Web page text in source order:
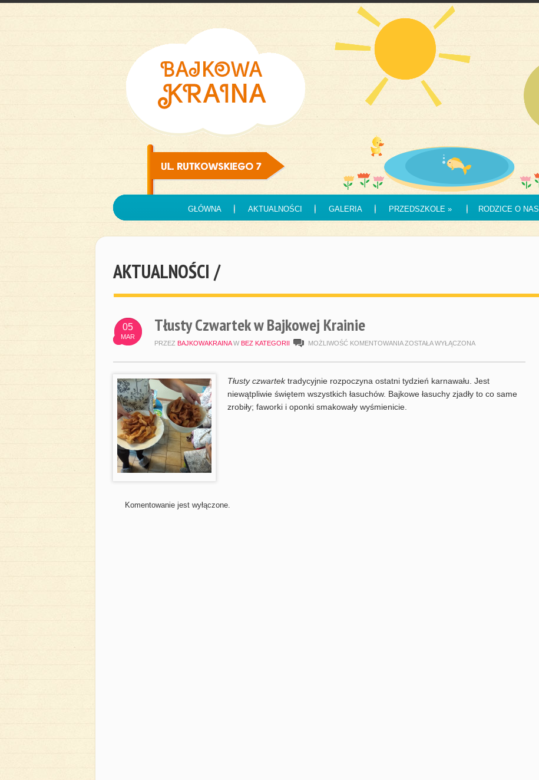
GŁÓWNA AKTUALNOŚCI GALERIA PRZEDSZKOLE» RODZICE O NAS
AKTUALNOŚCI /
05
MAR
Tłusty Czwartek w Bajkowej Krainie
PRZEZ BAJKOWAKRAINA W BEZ KATEGORII MOŻLIWOŚĆ KOMENTOWANIA TŁUSTY
BAJKOWEJ
KRAINIE
ZOSTAŁA WYŁĄCZONA
Tłusty czwartektradycyjnie rozpoczyna ostatni tydzień karnawału. Jest
niewątpliwie świętem wszystkich łasuchów. Bajkowe łasuchy zjadły to co same
zrobiły; faworki i oponki smakowały wyśmienicie.
Komentowanie jest wyłączone.